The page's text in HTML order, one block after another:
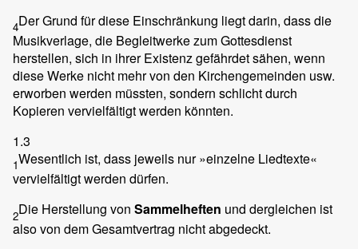
4Der Grund für diese Einschränkung liegt darin, dass die
Musikverlage, die Begleitwerke zum Gottesdienst
herstellen, sich in ihrer Existenz gefährdet sähen, wenn
diese Werke nicht mehr von den Kirchengemeinden usw.
erworben werden müssten, sondern schlicht durch
Kopieren vervielfältigt werden könnten.
1.3
1Wesentlich ist, dass jeweils nur »einzelne Liedtexte«
vervielfältigt werden dürfen.
2Die Herstellung von Sammelheften und dergleichen ist
also von dem Gesamtvertrag nicht abgedeckt.